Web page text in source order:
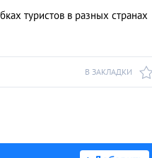
туристов в разных странах
В ЗАКЛАДКИ